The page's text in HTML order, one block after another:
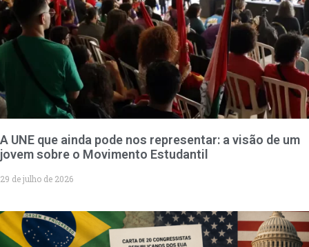
A UNE que ainda pode nos representar: a visão de um
jovem sobre o Movimento Estudantil
29 de julho de 2026